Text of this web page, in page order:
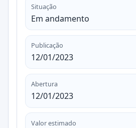
Situação
Em andamento
Publicação
12/01/2023
Abertura
12/01/2023
Valor estimado